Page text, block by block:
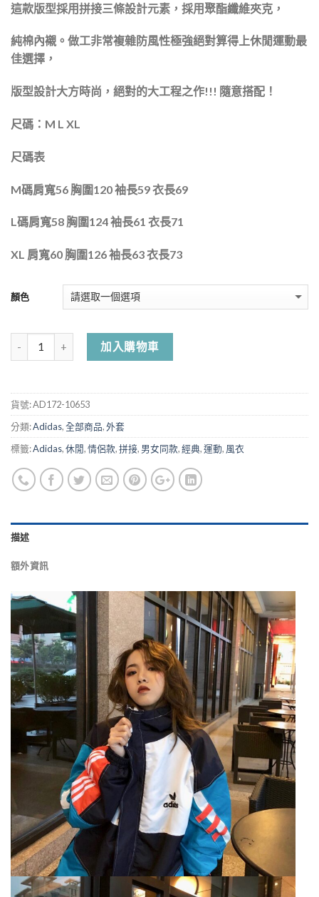
這款版型採用拼接三條設計元素，採用聚酯纖維夾克，
純棉內襯。做工非常複雜防風性極強絕對算得上休閒運動最
佳選擇，
版型設計大方時尚，絕對的大工程之作!!! 隨意搭配！
尺碼： M L XL
尺碼表
M碼肩寬56 胸圍120袖長59衣長69
L碼肩寬58 胸圍124袖長61 衣長71
XL 肩寬60 胸圍126袖長63衣長73
顏色
加入購物車
貨號:AD172-10653
分類:Adidas,全部商品,外套
標籤:Adidas,休閒,情侶款,拼接, 男女同款,經典,運動, 風衣
描述
額外資訊